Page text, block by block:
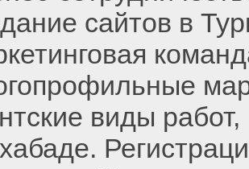
сайтов в
виды